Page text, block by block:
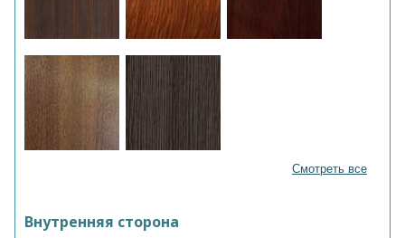
Смотреть все
Внутренняя сторона